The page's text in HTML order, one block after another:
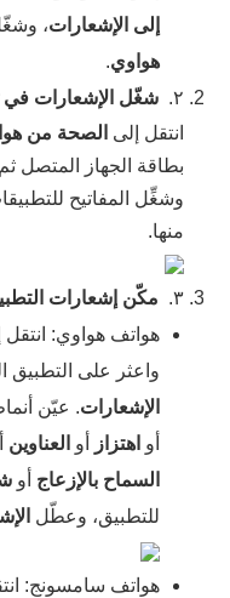
إلى الإشعارات،
هواوي.
٢.
شغّل الإشعارات
انتقل إلى الصحة من
بطاقة الجهاز المتصل ثم
وشغِّل المفاتيح
منها.
٣.
مكّن إشعارات
هواتف هواوي: انتقل
واعثر على التطبيق
الإشعارات. عيّن
أو اهتزاز أو العناوين
السماح بالإزعاج أو
للتطبيق، وعطّل
هواتف سامسونج: